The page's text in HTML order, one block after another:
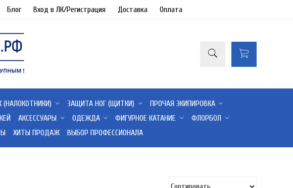
Блог Вход в ЛК/Регистрация Доставка Оплата
(НАЛОКОТНИКИ) ЗАЩИТА НОГ (ЩИТКИ)
ПРОЧАЯ ЭКИПИРОВКА
АКСЕССУАРЫ ОДЕЖДА ФИГУРНОЕ КАТАНИЕ
ФЛОРБОЛ
ХИТЫ ПРОДАЖ ВЫБОР ПРОФЕССИОНАЛА